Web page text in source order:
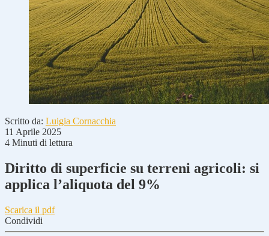
Scritto da: Luigia Cornacchia
11 Aprile 2025
4 Minuti di lettura
Diritto di superficie su terreni agricoli: si
applica l’aliquota del 9%
Scarica il pdf
Condividi